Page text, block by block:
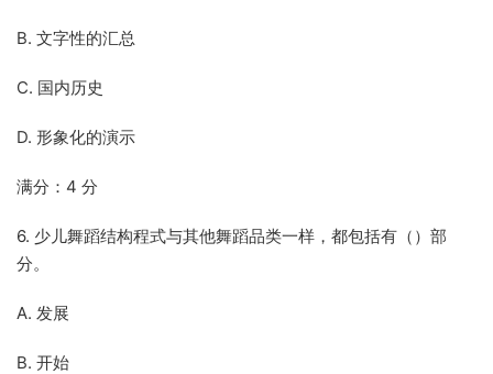
B. 文字性的汇总
C. 国内历史
D. 形象化的演示
满分：4 分
6. 少儿舞蹈结构程式与其他舞蹈品类一样，都包括有（）部
分。
A. 发展
B. 开始